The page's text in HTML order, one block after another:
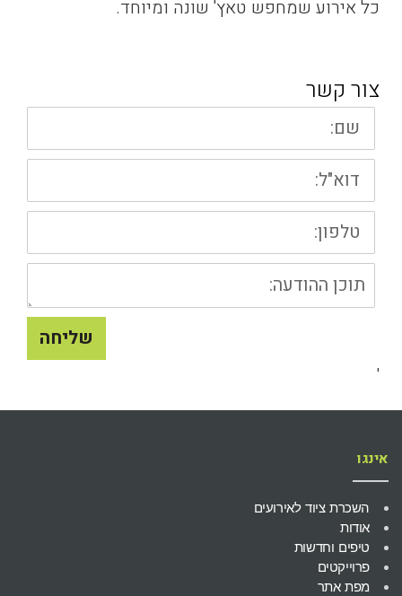
כל אירוע שמחפש טאץ' שונה ומיוחד.
צור קשר
שם:
דוא"ל:
טלפון:
תוכן
ההודעה
שליחה
'
אינגו
השכרת ציוד לאירועים
אודות
טיפים וחדשות
פרוייקטים
מפת אתר